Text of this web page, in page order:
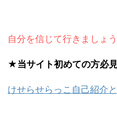
自分を信じて行きましょう
★当サイト初めての方必
けせらせらっこ自己紹介